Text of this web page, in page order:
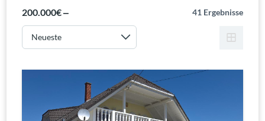
200.000€ ‒ 41 Ergebnisse